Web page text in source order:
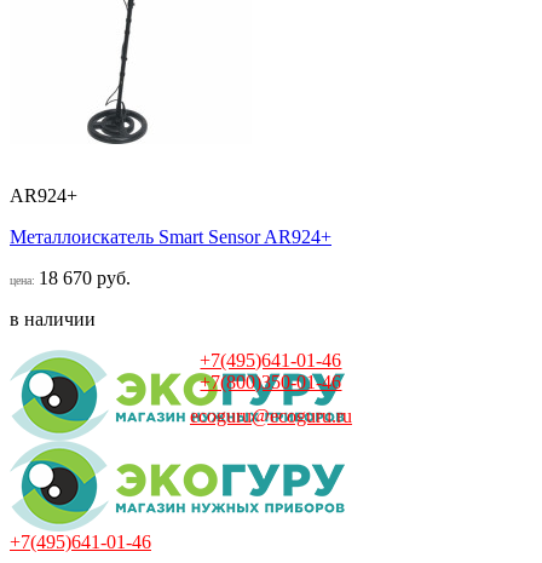
AR924+
Металлоискатель Smart Sensor AR924+
цена: 18 670 руб.
в наличии
+7(495)641-01-46
+7(800)350-01-46
ecoguru@ecoguru.ru
+7(495)641-01-46